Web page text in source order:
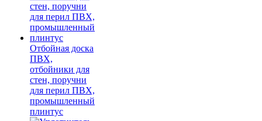
Отбойная доска
ПВХ,
отбойники для
стен, поручни
для перил ПВХ,
промышленный
плинтус